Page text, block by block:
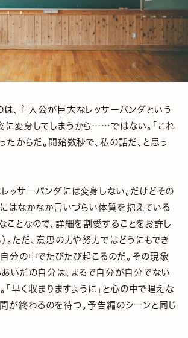
、主人公が巨大なレッサーパンダという
に変身してしまうから……ではない。「これ
たからだ。開始数秒で、私の話だ、と思っ
ッサーパンダには変身しない。だけどその
はなかなか言いづらい体質を抱えている
ことなので、詳細を割愛することをお許し
。ただ、意思の力や努力ではどうにもでき
分の中でたびたび起こるのだ。その現象
いだの自分は、まるで自分が自分でない
「早く収まりますように」と心の中で唱えな
が終わるのを待つ。予告編のシーンと同じ